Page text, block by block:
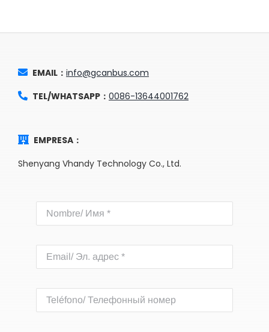
EMAIL： info@gcanbus.com
TEL/WHATSAPP： 0086-13644001762
EMPRESA：
Shenyang Vhandy Technology Co., Ltd.